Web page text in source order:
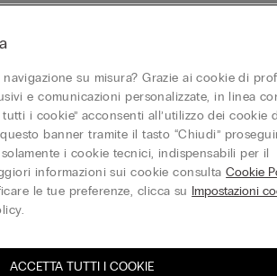
22:00
navigazione su misura? Grazie ai cookie di
e comunicazioni personalizzate, in linea
i cookie” acconsenti all’utilizzo dei cookie
banner tramite il tasto “Chiudi”
i cookie tecnici, indispensabili per il
informazioni sui cookie consultaCookie
le tue preferenze, clicca su Impostazioni
ACCETTA TUTTI I COOKIE